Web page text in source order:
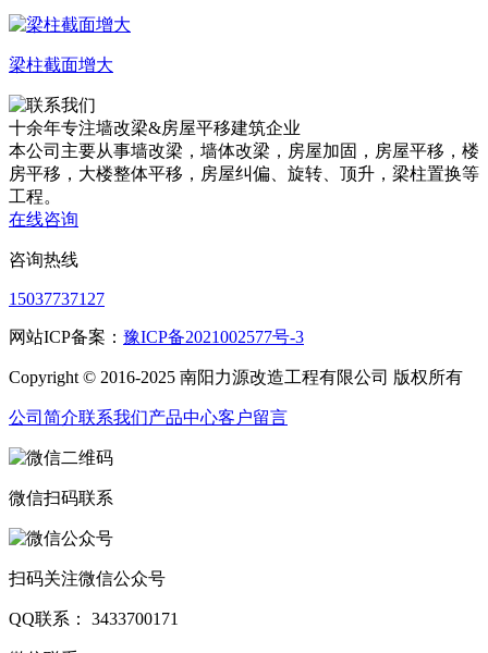
梁柱截面增大
十余年专注墙改梁&房屋平移建筑企业
本公司主要从事墙改梁，墙体改梁，房屋加固，房屋平移，楼
房平移，大楼整体平移，房屋纠偏、旋转、顶升，梁柱置换等
工程。
在线咨询
咨询热线
15037737127
网站ICP备案： 豫ICP备2021002577号-3
Copyright © 2016-2025 南阳力源改造工程有限公司 版权所有
公司简介联系我们产品中心客户留言
微信扫码联系
扫码关注微信公众号
QQ联系： 3433700171